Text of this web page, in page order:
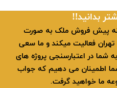
بدانید!!
دیار 22 در زمینه پیش فروش ملک به صورت
تخصصی و متمرکز در منطقه 22 تهران فعالیت میکند و ما سعی
در اعتبارسنجی پروژه های
اطمینان می دهیم که جواب
ما خواهید گرفت.